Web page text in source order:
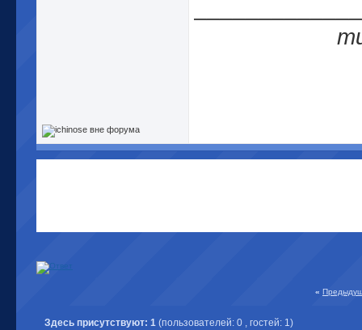
«
Здесь присутствуют: 1 (пользователей: 0 , гостей: 1)